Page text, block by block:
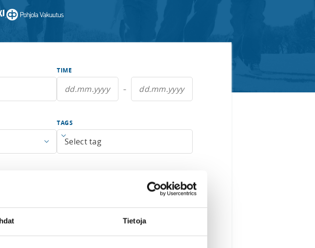
Tietoja
TIME
–
TAGS
Open menu